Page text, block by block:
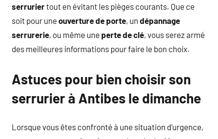
serruriertout en évitant les pièges courants. Que ce
soit pour une ouverture de porte, un dépannage
serrurerie, ou même une perte de clé, vous serez armé
des meilleures informations pour faire le bon choix.
Astuces pour bien choisir son
serrurier à Antibes le dimanche
Lorsque vous êtes confronté à une situation d’urgence,